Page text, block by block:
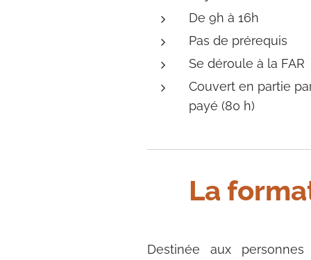
De 9h à 16h
Pas de prérequis
Se déroule à la FAR
Couvert en partie
payé (80 h)
La
Destinée aux